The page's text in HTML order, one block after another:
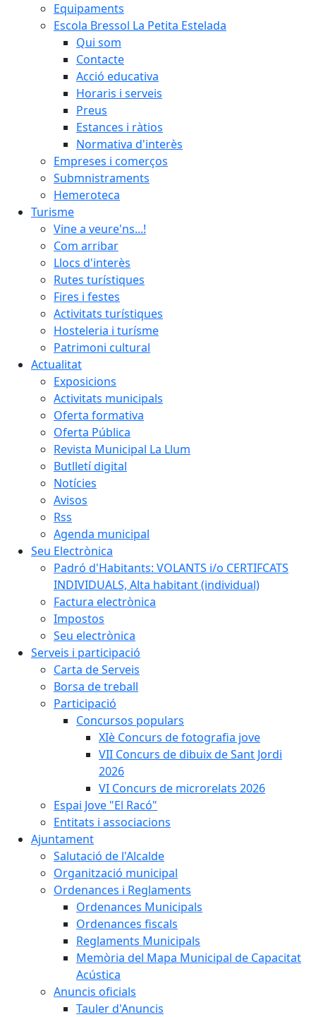
Equipaments
Escola Bressol La Petita Estelada
Qui som
Contacte
Acció educativa
Horaris i serveis
Preus
Estances i ràtios
Normativa d'interès
Empreses i comerços
Submnistraments
Hemeroteca
Turisme
Vine a veure'ns...!
Com arribar
Llocs d'interès
Rutes turístiques
Fires i festes
Activitats turístiques
Hosteleria i turísme
Patrimoni cultural
Actualitat
Exposicions
Activitats municipals
Oferta formativa
Oferta Pública
Revista Municipal La Llum
Butlletí digital
Notícies
Avisos
Rss
Agenda municipal
Seu Electrònica
Padró d'Habitants: VOLANTS i/o CERTIFCATS
INDIVIDUALS, Alta habitant (individual)
Factura electrònica
Impostos
Seu electrònica
Serveis i participació
Carta de Serveis
Borsa de treball
Participació
Concursos populars
XIè Concurs de fotografia jove
VII Concurs de dibuix de Sant Jordi
2026
VI Concurs de microrelats 2026
Espai Jove "El Racó"
Entitats i associacions
Ajuntament
Salutació de l'Alcalde
Organització municipal
Ordenances i Reglaments
Ordenances Municipals
Ordenances fiscals
Reglaments Municipals
Memòria del Mapa Municipal de Capacitat
Acústica
Anuncis oficials
Tauler d'Anuncis